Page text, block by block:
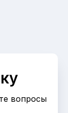
вопросы